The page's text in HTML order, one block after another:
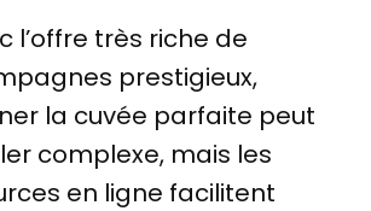
l’offre très riche de
prestigieux,
la cuvée parfaite peut
complexe, mais les
en ligne facilitent